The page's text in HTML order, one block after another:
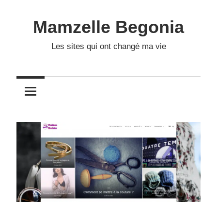
contentMamzelle Begonia
Les sites qui ont changé ma vie